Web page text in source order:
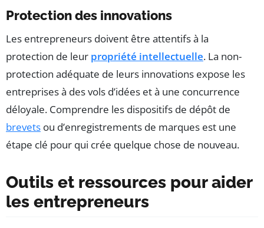
Protection des innovations
Les entrepreneurs doivent être attentifs à la
protection de leur propriété intellectuelle. La non-
protection adéquate de leurs innovations expose les
entreprises à des vols d’idées et à une concurrence
déloyale. Comprendre les dispositifs de dépôt de
brevets ou d’enregistrements de marques est une
étape clé pour qui crée quelque chose de nouveau.
Outils et ressources pour aider
les entrepreneurs